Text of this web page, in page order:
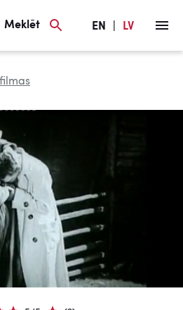
Meklēt EN LV